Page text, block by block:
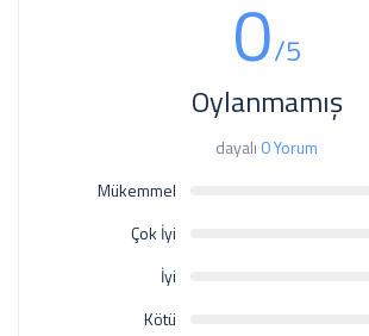
0/5
Oylanmamış
dayalı 0 Yorum
Mükemmel
Çok İyi
İyi
Kötü